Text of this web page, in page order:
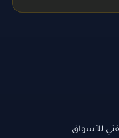
للأسواق